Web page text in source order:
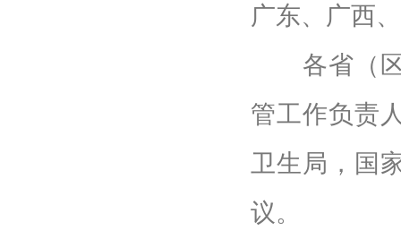
广东、广西
各省（区
管工作负责
卫生局，国
议。